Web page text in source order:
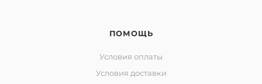
ПОМОЩЬ
Условия оплаты
Условия доставки